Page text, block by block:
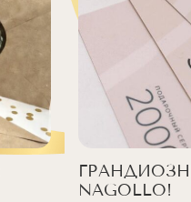
NAGOLLO!